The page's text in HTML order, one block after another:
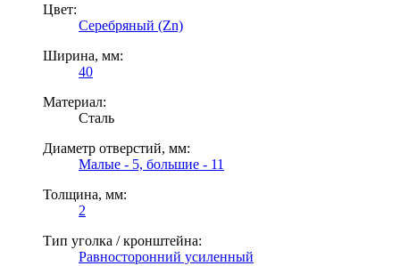
Цвет:
Серебряный (Zn)
Ширина, мм:
40
Материал:
Сталь
Диаметр отверстий, мм:
Малые - 5, большие - 11
Толщина, мм:
2
Тип уголка / кронштейна:
Равносторонний усиленный